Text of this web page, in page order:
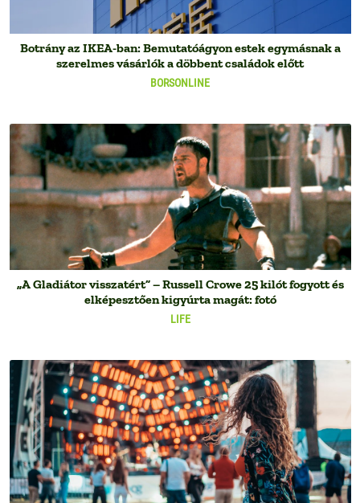
BORSONLINE
Botrány az IKEA-ban: Bemutatóágyon estek egymásnak a
szerelmes vásárlók a döbbent családok előtt
LIFE
„A Gladiátor visszatért” – Russell Crowe 25 kilót fogyott és
elképesztően kigyúrta magát: fotó